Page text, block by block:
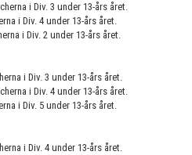
i Div. 3 under 13-års året.
i Div. 4 under 13-års året.
i Div. 2 under 13-års året.
i Div. 3 under 13-års året.
i Div. 4 under 13-års året.
i Div. 5 under 13-års året.
i Div. 4 under 13-års året.